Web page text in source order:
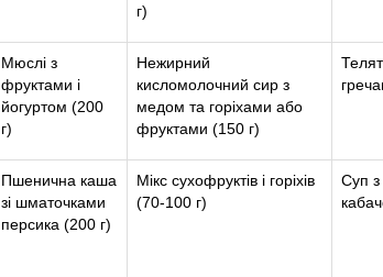
г)
Мюслі з
фруктами і
йогуртом (200
г)
Нежирний
кисломолочний сир з
медом та горіхами або
фруктами (150 г)
Пшенична каша
зі шматочками
персика (200 г)
Мікс сухофруктів і горіхів
(70-100 г)
Суп з